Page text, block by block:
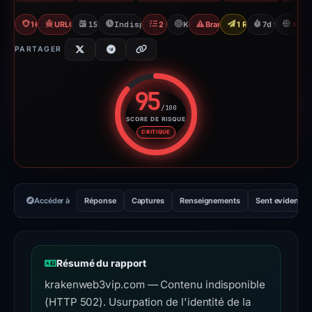
16/94 VTURLQuery: 1 threat alerts
15/04/2026Indisponible depuis 23/04/2026
2 Blocklists
KrakenBrand Impersonation
1 Report Sent
7d to
PARTAGER
95/100
SCORE DE RISQUE
CRITIQUE
Score de risque : 95 sur
Accéder à Réponse Captures Renseignements Sent evidence
Résumé du rapport
krakenweb3vip.com — Contenu indisponible
(HTTP 502). Usurpation de l'identité de la